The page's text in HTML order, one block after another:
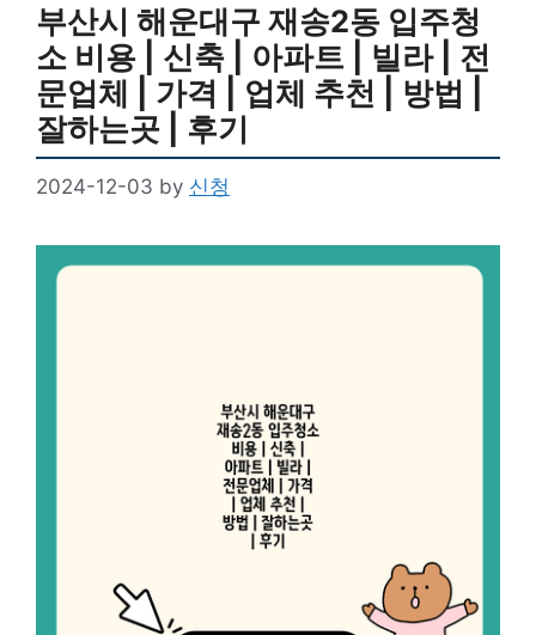
부산시 해운대구 재송2동 입주청
소 비용 | 신축 | 아파트 | 빌라 | 전
문업체 | 가격 | 업체 추천 | 방법 |
잘하는곳 | 후기
2024-12-03 by 신청